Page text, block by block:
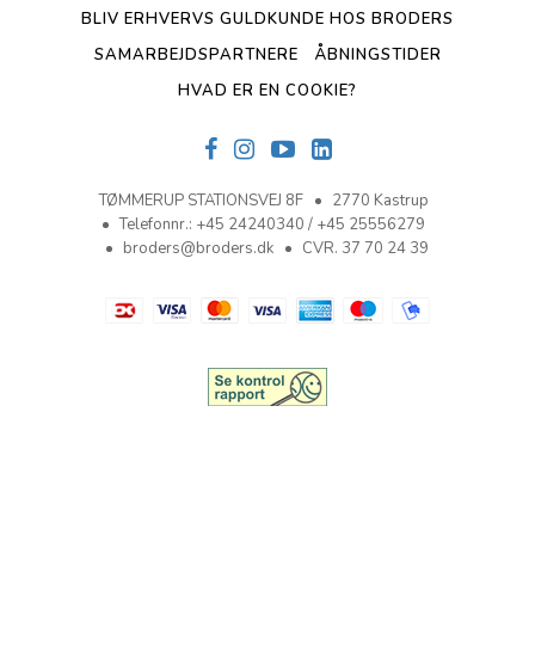
BLIV ERHVERVS GULDKUNDE HOS BRODERS
SAMARBEJDSPARTNERE
ÅBNINGSTIDER
HVAD ER EN COOKIE?
TØMMERUP STATIONSVEJ 8F
2770 Kastrup
Telefonnr.: +45 24240340 / +45 25556279
broders@broders.dk
CVR. 37 70 24 39